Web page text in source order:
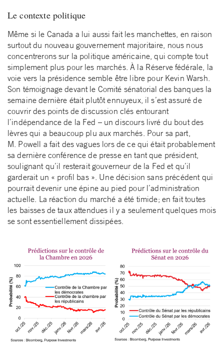
Le contexte politique
Même si le Canada a lui aussi fait les manchettes, en raison
surtout du nouveau gouvernement majoritaire, nous nous
concentrerons sur la politique américaine, qui compte tout
simplement plus pour les marchés. À la Réserve fédérale, la
voie vers la présidence semble être libre pour Kevin Warsh.
Son témoignage devant le Comité sénatorial des banques la
semaine dernière était plutôt ennuyeux, il s’est assuré de
couvrir des points de discussion clés entourant
l’indépendance de la Fed – un discours livré du bout des
lèvres qui a beaucoup plu aux marchés. Pour sa part,
M. Powell a fait des vagues lors de ce qui était probablement
sa dernière conférence de presse en tant que président,
soulignant qu’il resterait gouverneur de la Fed et qu’il
garderait un « profil bas ». Une décision sans précédent qui
pourrait devenir une épine au pied pour l’administration
actuelle. La réaction du marché a été timide; en fait toutes
les baisses de taux attendues il y a seulement quelques mois
se sont essentiellement dissipées.